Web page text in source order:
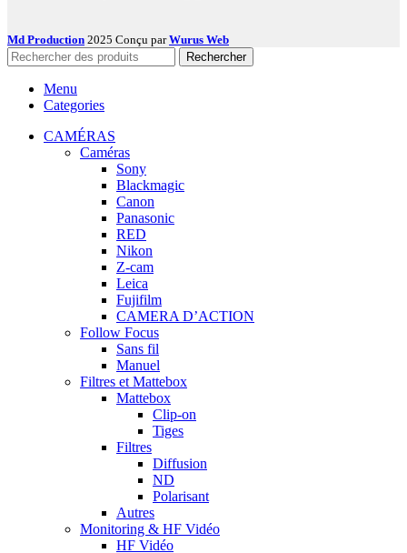
Md Production 2025 Conçu parWurus Web
Rechercher
Menu
Categories
CAMÉRAS
Caméras
Sony
Blackmagic
Canon
Panasonic
RED
Nikon
Z-cam
Leica
Fujifilm
CAMERA D’ACTION
Follow Focus
Sans fil
Manuel
Filtres et Mattebox
Mattebox
Clip-on
Tiges
Filtres
Diffusion
ND
Polarisant
Autres
Monitoring & HF Vidéo
HF Vidéo